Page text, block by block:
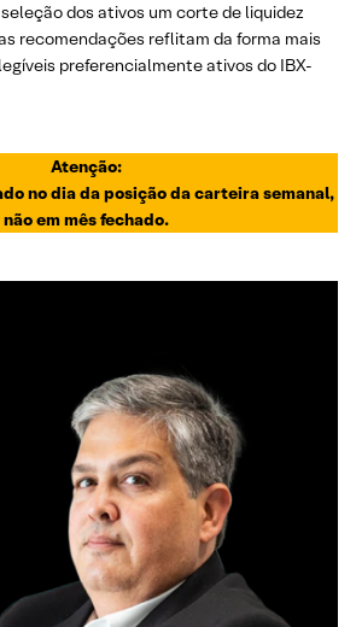
dos ativos um corte de liquidez
recomendações reflitam da forma mais
preferencialmente ativos do IBX-
Atenção:
no dia da posição da carteira semanal,
não em mês fechado.